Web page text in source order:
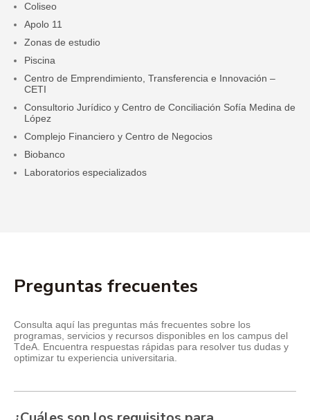
Coliseo
Apolo 11
Zonas de estudio
Piscina
Centro de Emprendimiento, Transferencia e Innovación –
CETI
Consultorio Jurídico y Centro de Conciliación Sofía Medina de
López
Complejo Financiero y Centro de Negocios
Biobanco
Laboratorios especializados
Preguntas frecuentes
Consulta aquí las preguntas más frecuentes sobre los
programas, servicios y recursos disponibles en los campus del
TdeA. Encuentra respuestas rápidas para resolver tus dudas y
optimizar tu experiencia universitaria.